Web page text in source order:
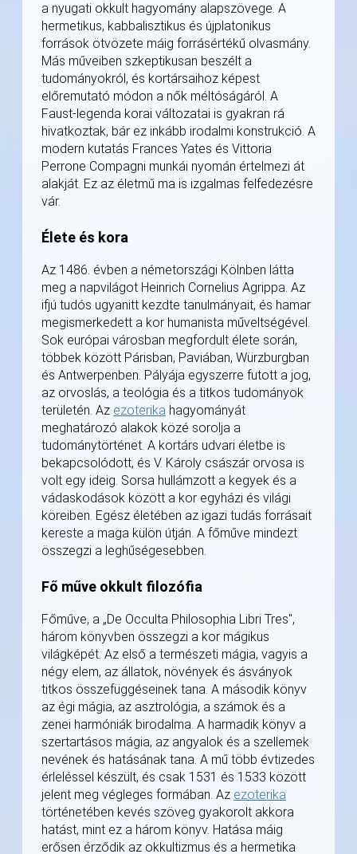
a nyugati okkult hagyomány alapszövege. A
hermetikus, kabbalisztikus és újplatonikus
források ötvözete máig forrásértékű olvasmány.
Más műveiben szkeptikusan beszélt a
tudományokról, és kortársaihoz képest
előremutató módon a nők méltóságáról. A
Faust-legenda korai változatai is gyakran rá
hivatkoztak, bár ez inkább irodalmi konstrukció. A
modern kutatás Frances Yates és Vittoria
Perrone Compagni munkái nyomán értelmezi át
alakját. Ez az életmű ma is izgalmas felfedezésre
vár.
Élete és kora
Az 1486. évben a németországi Kölnben látta
meg a napvilágot Heinrich Cornelius Agrippa. Az
ifjú tudós ugyanitt kezdte tanulmányait, és hamar
megismerkedett a kor humanista műveltségével.
Sok európai városban megfordult élete során,
többek között Párisban, Paviában, Würzburgban
és Antwerpenben. Pályája egyszerre futott a jog,
az orvoslás, a teológia és a titkos tudományok
területén. Az ezoterika hagyományát
meghatározó alakok közé sorolja a
tudománytörténet. A kortárs udvari életbe is
bekapcsolódott, és V. Károly császár orvosa is
volt egy ideig. Sorsa hullámzott a kegyek és a
vádaskodások között a kor egyházi és világi
köreiben. Egész életében az igazi tudás forrásait
kereste a maga külön útján. A főműve mindezt
összegzi a leghűségesebben.
Fő műve okkult filozófia
Főműve, a „De Occulta Philosophia Libri Tres",
három könyvben összegzi a kor mágikus
világképét. Az első a természeti mágia, vagyis a
négy elem, az állatok, növények és ásványok
titkos összefüggéseinek tana. A második könyv
az égi mágia, az asztrológia, a számok és a
zenei harmóniák birodalma. A harmadik könyv a
szertartásos mágia, az angyalok és a szellemek
nevének és hatásának tana. A mű több évtizedes
érleléssel készült, és csak 1531 és 1533 között
jelent meg végleges formában. Az ezoterika
történetében kevés szöveg gyakorolt akkora
hatást, mint ez a három könyv. Hatása máig
erősen érződik az okkultizmus és a hermetika